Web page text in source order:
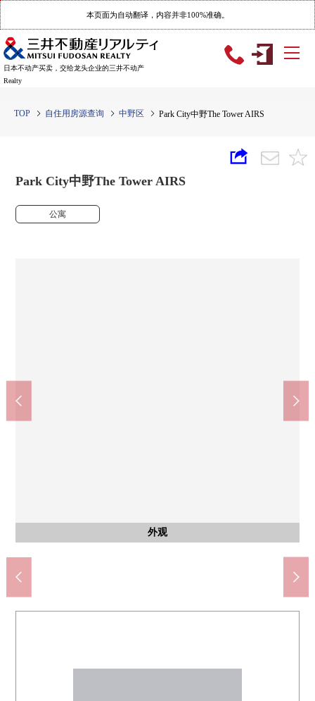
本页面为自动翻译，内容并非100%准确。
日本不动产买卖，交给龙头企业的三井不动产
Realty
TOP 自住用房源查询 中野区 Park City中野The Tower AIRS
Park City中野The Tower AIRS
公寓
外观
风景
风景
风景
风景
客厅
客厅
客厅
厨房
厨房
卧室
卧室
洗脸
公共汽车
厕所
室内
阳台
外观
外观
共有部分
共有部分